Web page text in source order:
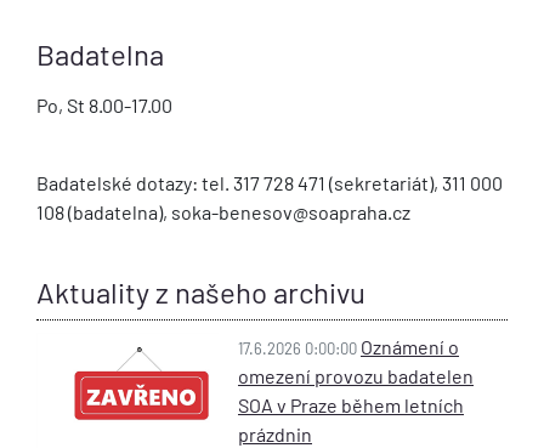
Badatelna
Po, St 8.00-17.00
Badatelské dotazy: tel. 317 728 471 (sekretariát), 311 000
108 (badatelna), soka-benesov@soapraha.cz
Aktuality z našeho archivu
17.6.2026 0:00:00 Oznámení o
omezení provozu badatelen
SOA v Praze během letních
prázdnin